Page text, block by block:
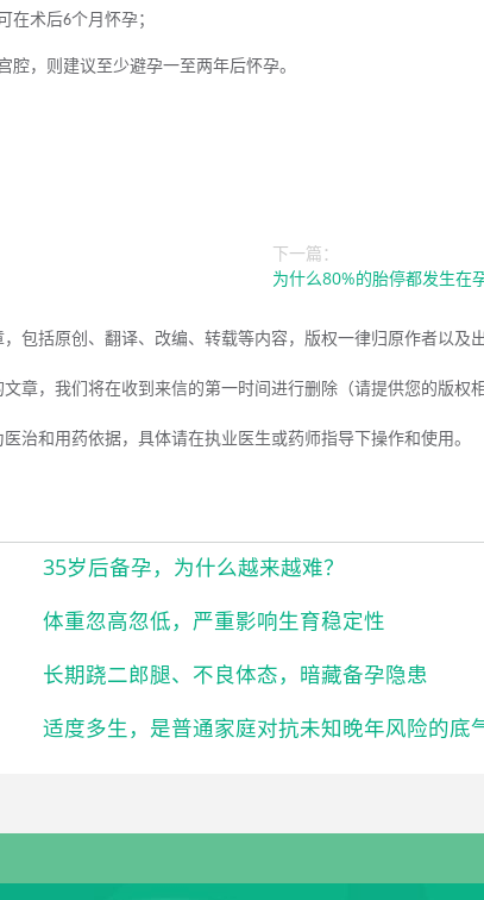
可在术后6个月怀孕；
腔， 则建议至少避孕一至两年后怀孕。
下一篇：
为什么80%的胎停都发生在
包括原创、翻译、改编、转载等内容，版权一律归原作者以及
章，我们将在收到来信的第一时间进行删除（请提供您的版权
治和用药依据，具体请在执业医生或药师指导下操作和使用。
35岁后备孕，为什么越来越难？
体重忽高忽低，严重影响生育稳定性
长期跷二郎腿、不良体态，暗藏备孕隐患
适度多生，是普通家庭对抗未知晚年风险的底